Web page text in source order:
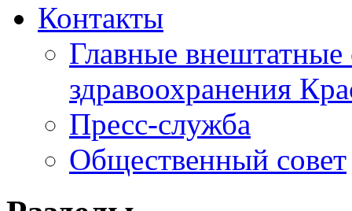
Контакты
Главные внештатные
здравоохранения
Пресс-служба
Общественный совет